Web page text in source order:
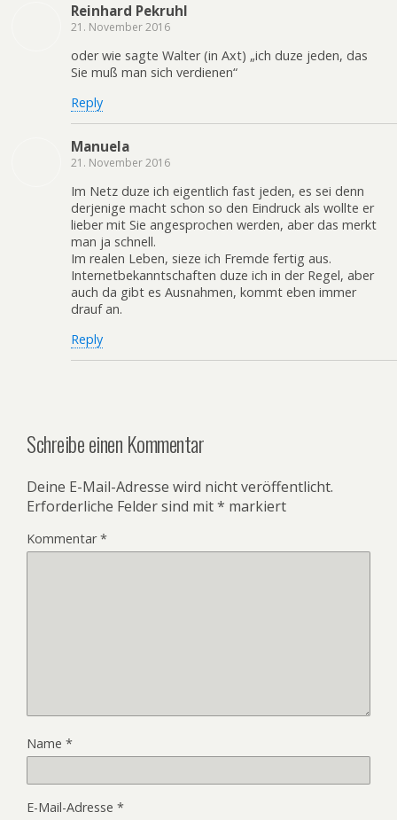
Reinhard Pekruhl
21. November 2016
oder wie sagte Walter (in Axt) „ich duze jeden, das
Sie muß man sich verdienen“
Reply
Manuela
21. November 2016
Im Netz duze ich eigentlich fast jeden, es sei denn
derjenige macht schon so den Eindruck als wollte er
lieber mit Sie angesprochen werden, aber das merkt
man ja schnell.
Im realen Leben, sieze ich Fremde fertig aus.
Internetbekanntschaften duze ich in der Regel, aber
auch da gibt es Ausnahmen, kommt eben immer
drauf an.
Reply
Schreibe einen Kommentar
Deine E-Mail-Adresse wird nicht veröffentlicht.
Erforderliche Felder sind mit* markiert
Kommentar*
Name *
E-Mail-Adresse *